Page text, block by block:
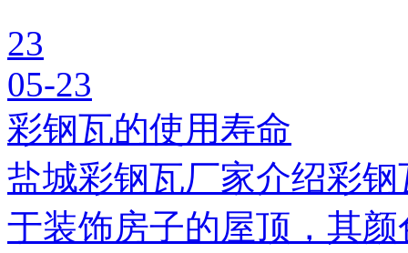
23
05-23
彩钢瓦的使用寿命
盐城彩钢瓦厂家介绍彩
于装饰房子的屋顶，其